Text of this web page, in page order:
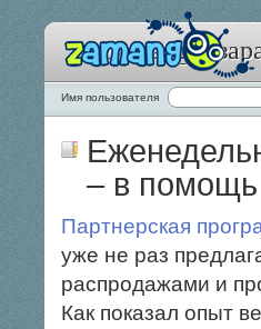
Zamango:
Имя пользователя
– в
Партнерская
уже не раз
распродажами и
Как показал опыт